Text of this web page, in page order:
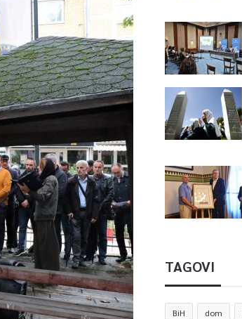
TAGOVI
BiH dom